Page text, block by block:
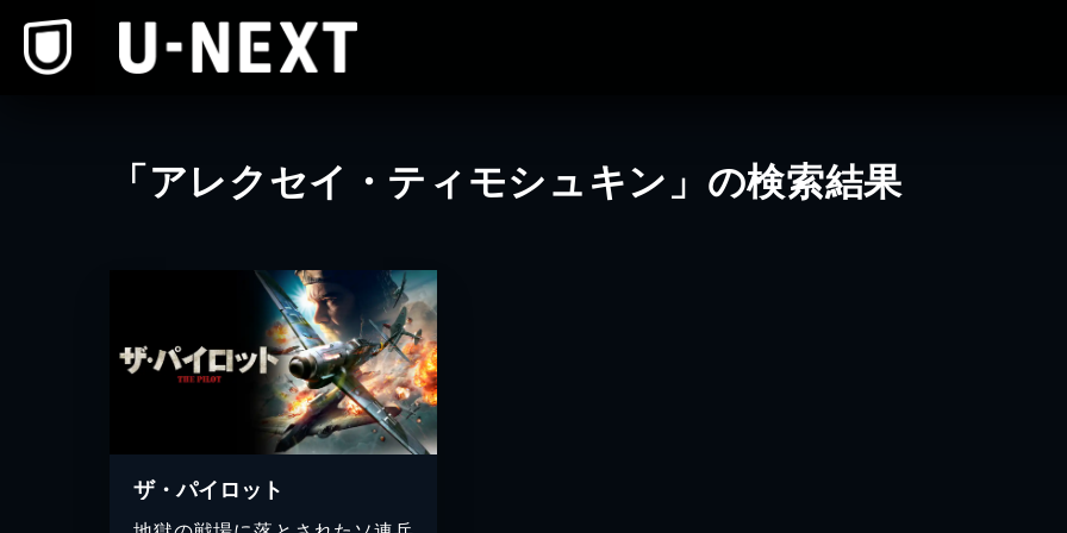
「アレクセイ・ティモシュキン」の検索結果
ザ・パイロット